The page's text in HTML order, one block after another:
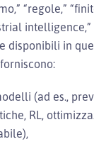
“regole,”
disponibili in
forniscono:
(ad es.,
RL,